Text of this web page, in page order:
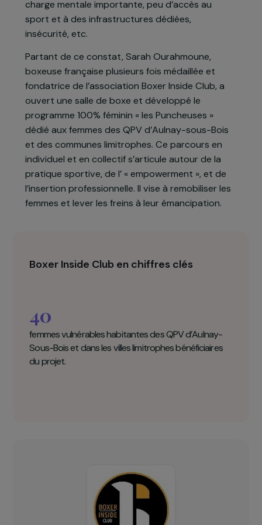
les hommes persistent et sont accentuées par
une double discrimination en raison de leur
face à de nombreuses difficultés sociales qui
sont un frein à leur émancipation : auto-censure,
charge mentale importante, peu d’accès au
sport et à des infrastructures dédiées,
insécurité, etc.
Partant de ce constat, Sarah Ourahmoune,
boxeuse française plusieurs fois médaillée et
fondatrice de l’association Boxer Inside Club, a
ouvert une salle de boxe et développé le
individuel et en collectif s’articule autour de la
femmes et lever les freins à leur émancipation.
Sous-Bois et dans les villes limitrophes bénéficiaires